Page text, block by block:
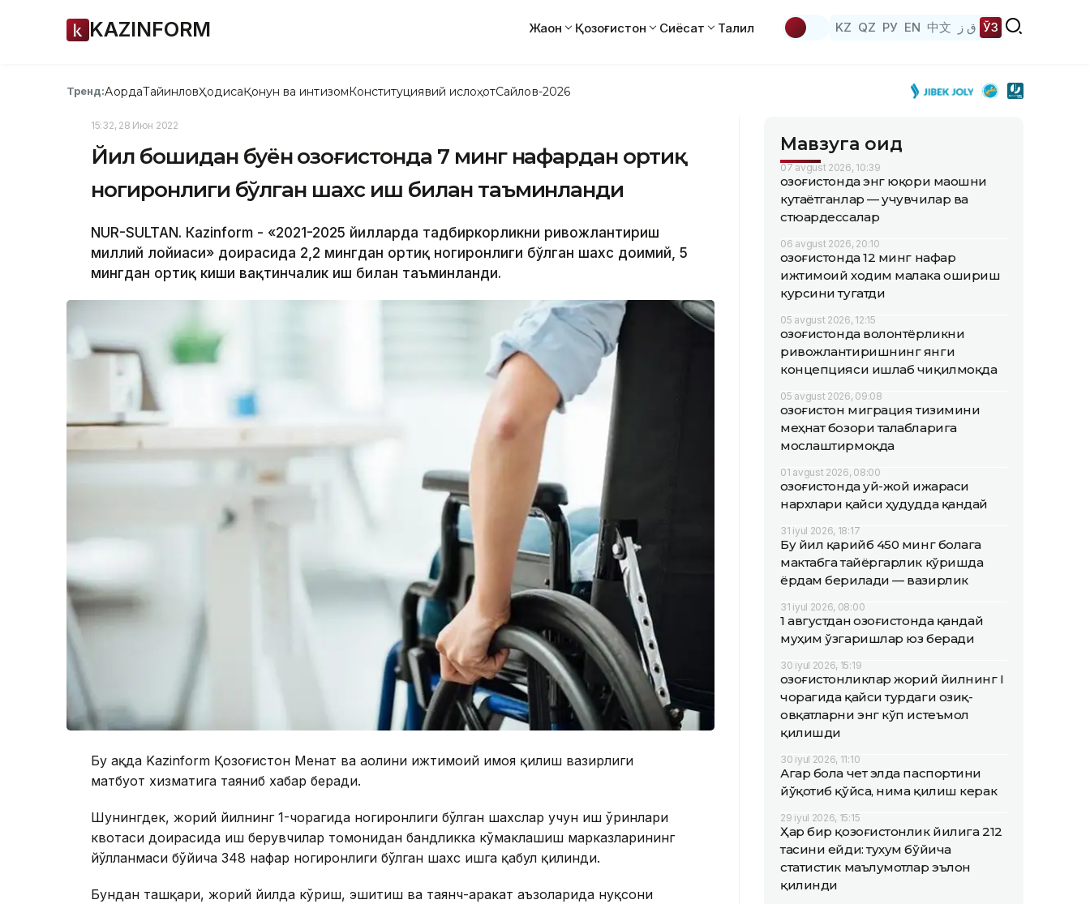
KAZINFORM Жаҳон Қозоғистон Сиёсат Таҳлил KZ QZ РУ EN 中文 ق ز ЎЗ
Тренд:АқордаТайинловҲодисаҚонун ва интизомКонституциявий ислоҳотСайлов-2026
15:32, 28 Июн 2022
Йил бошидан буён Қозоғистонда 7 минг нафардан ортиқ
ногиронлиги бўлган шахс иш билан таъминланди
NUR-SULTAN. Кazinform - «2021-2025 йилларда тадбиркорликни ривожлантириш
миллий лойиҳаси» доирасида 2,2 мингдан ортиқ ногиронлиги бўлган шахс доимий, 5
мингдан ортиқ киши вақтинчалик иш билан таъминланди.
Бу ҳақда Kazinform Қозоғистон Меҳнат ва аҳолини ижтимоий ҳимоя қилиш вазирлиги
матбуот хизматига таяниб хабар беради.
Шунингдек, жорий йилнинг 1-чорагида ногиронлиги бўлган шахслар учун иш ўринлари
квотаси доирасида иш берувчилар томонидан бандликка кўмаклашиш марказларининг
йўлланмаси бўйича 348 нафар ногиронлиги бўлган шахс ишга қабул қилинди.
Бундан ташқари, жорий йилда кўриш, эшитиш ва таянч-ҳаракат аъзоларида нуқсони
Мавзуга оид
07 avgust 2026, 10:39
Қозоғистонда энг юқори маошни
кутаётганлар — учувчилар ва
стюардессалар
06 avgust 2026, 20:10
Қозоғистонда 12 минг нафар
ижтимоий ходим малака ошириш
курсини тугатди
05 avgust 2026, 12:15
Қозоғистонда волонтёрликни
ривожлантиришнинг янги
концепцияси ишлаб чиқилмоқда
05 avgust 2026, 09:08
Қозоғистон миграция тизимини
меҳнат бозори талабларига
мослаштирмоқда
01 avgust 2026, 08:00
Қозоғистонда уй-жой ижараси
нархлари қайси ҳудудда қандай
31 iyul 2026, 18:17
Бу йил қарийб 450 минг болага
мактабга тайёргарлик кўришда
ёрдам берилади — вазирлик
31 iyul 2026, 08:00
1 августдан Қозоғистонда қандай
муҳим ўзгаришлар юз беради
30 iyul 2026, 15:19
Қозоғистонликлар жорий йилнинг I
чорагида қайси турдаги озиқ-
овқатларни энг кўп истеъмол
қилишди
30 iyul 2026, 11:10
Агар бола чет элда паспортини
йўқотиб қўйса, нима қилиш керак
29 iyul 2026, 15:15
Ҳар бир қозоғистонлик йилига 212
тасини ейди: тухум бўйича
статистик маълумотлар эълон
қилинди